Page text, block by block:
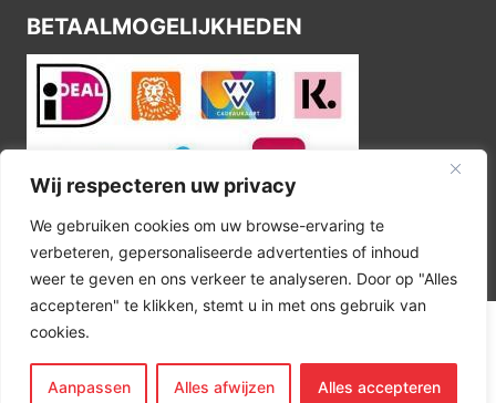
Wij respecteren uw privacy
We gebruiken cookies om uw browse-ervaring te
verbeteren, gepersonaliseerde advertenties of inhoud
weer te geven en ons verkeer te analyseren. Door op "Alles
accepteren" te klikken, stemt u in met ons gebruik van
cookies.
Aanpassen Alles afwijzen Alles accepteren
BETAALMOGELIJKHEDEN
© 2026 Kitchen Corner